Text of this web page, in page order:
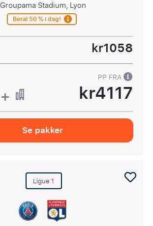
Groupama Stadium, Lyon
Betal 50 % i dag!
kr1058
PP FRA
kr4117
Se pakker
Ligue 1